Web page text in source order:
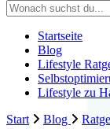
Startseite
Blog
Lifestyle
Lifestyle zu
Start
Blog